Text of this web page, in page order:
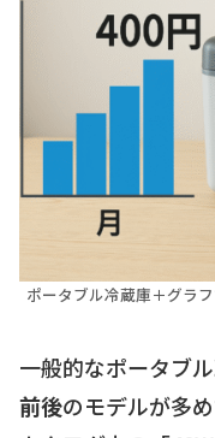
ポータブル冷蔵庫＋グラ
一般的なポータブ
前後のモデルが多